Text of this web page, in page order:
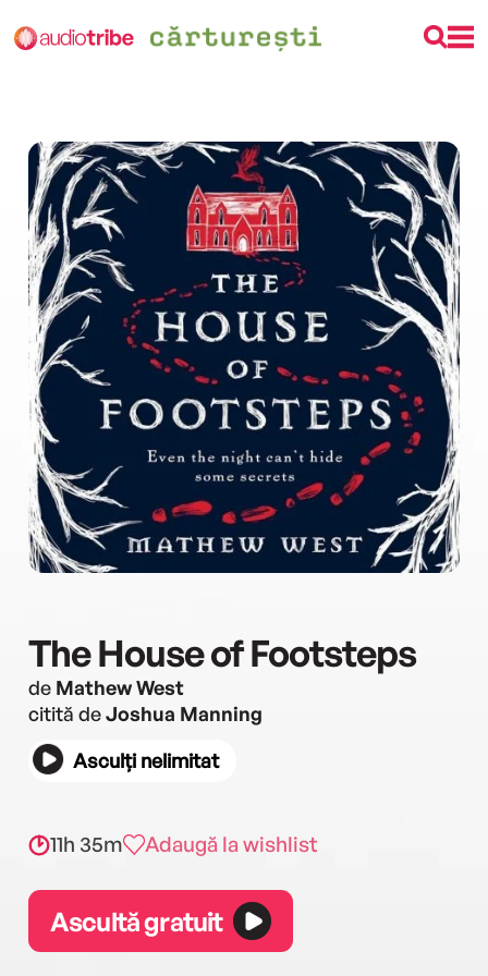
The House of Footsteps
de Mathew West
citită deJoshua Manning
Asculți nelimitat
11h 35m Adaugă la wishlist
Ascultă gratuit